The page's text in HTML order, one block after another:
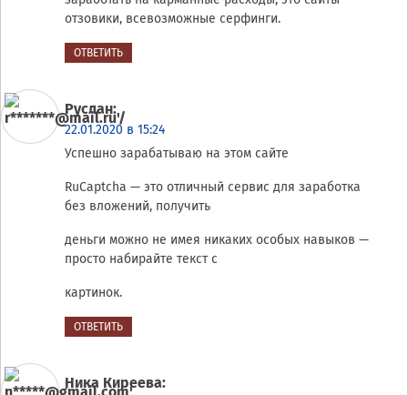
отзовики, всевозможные серфинги.
ОТВЕТИТЬ
Руслан:
22.01.2020 в 15:24
Успешно зарабатываю на этом сайте
RuCaptcha — это отличный сервис для заработка
без вложений, получить
деньги можно не имея никаких особых навыков —
просто набирайте текст с
картинок.
ОТВЕТИТЬ
Ника Киреева: